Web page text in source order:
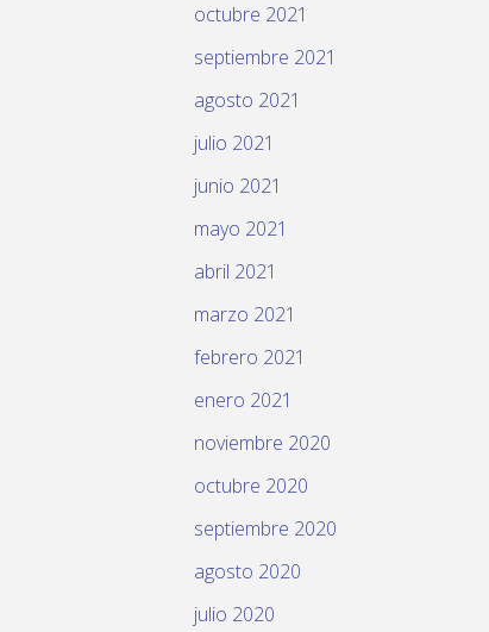
octubre 2021
septiembre 2021
agosto 2021
julio 2021
junio 2021
mayo 2021
abril 2021
marzo 2021
febrero 2021
enero 2021
noviembre 2020
octubre 2020
septiembre 2020
agosto 2020
julio 2020